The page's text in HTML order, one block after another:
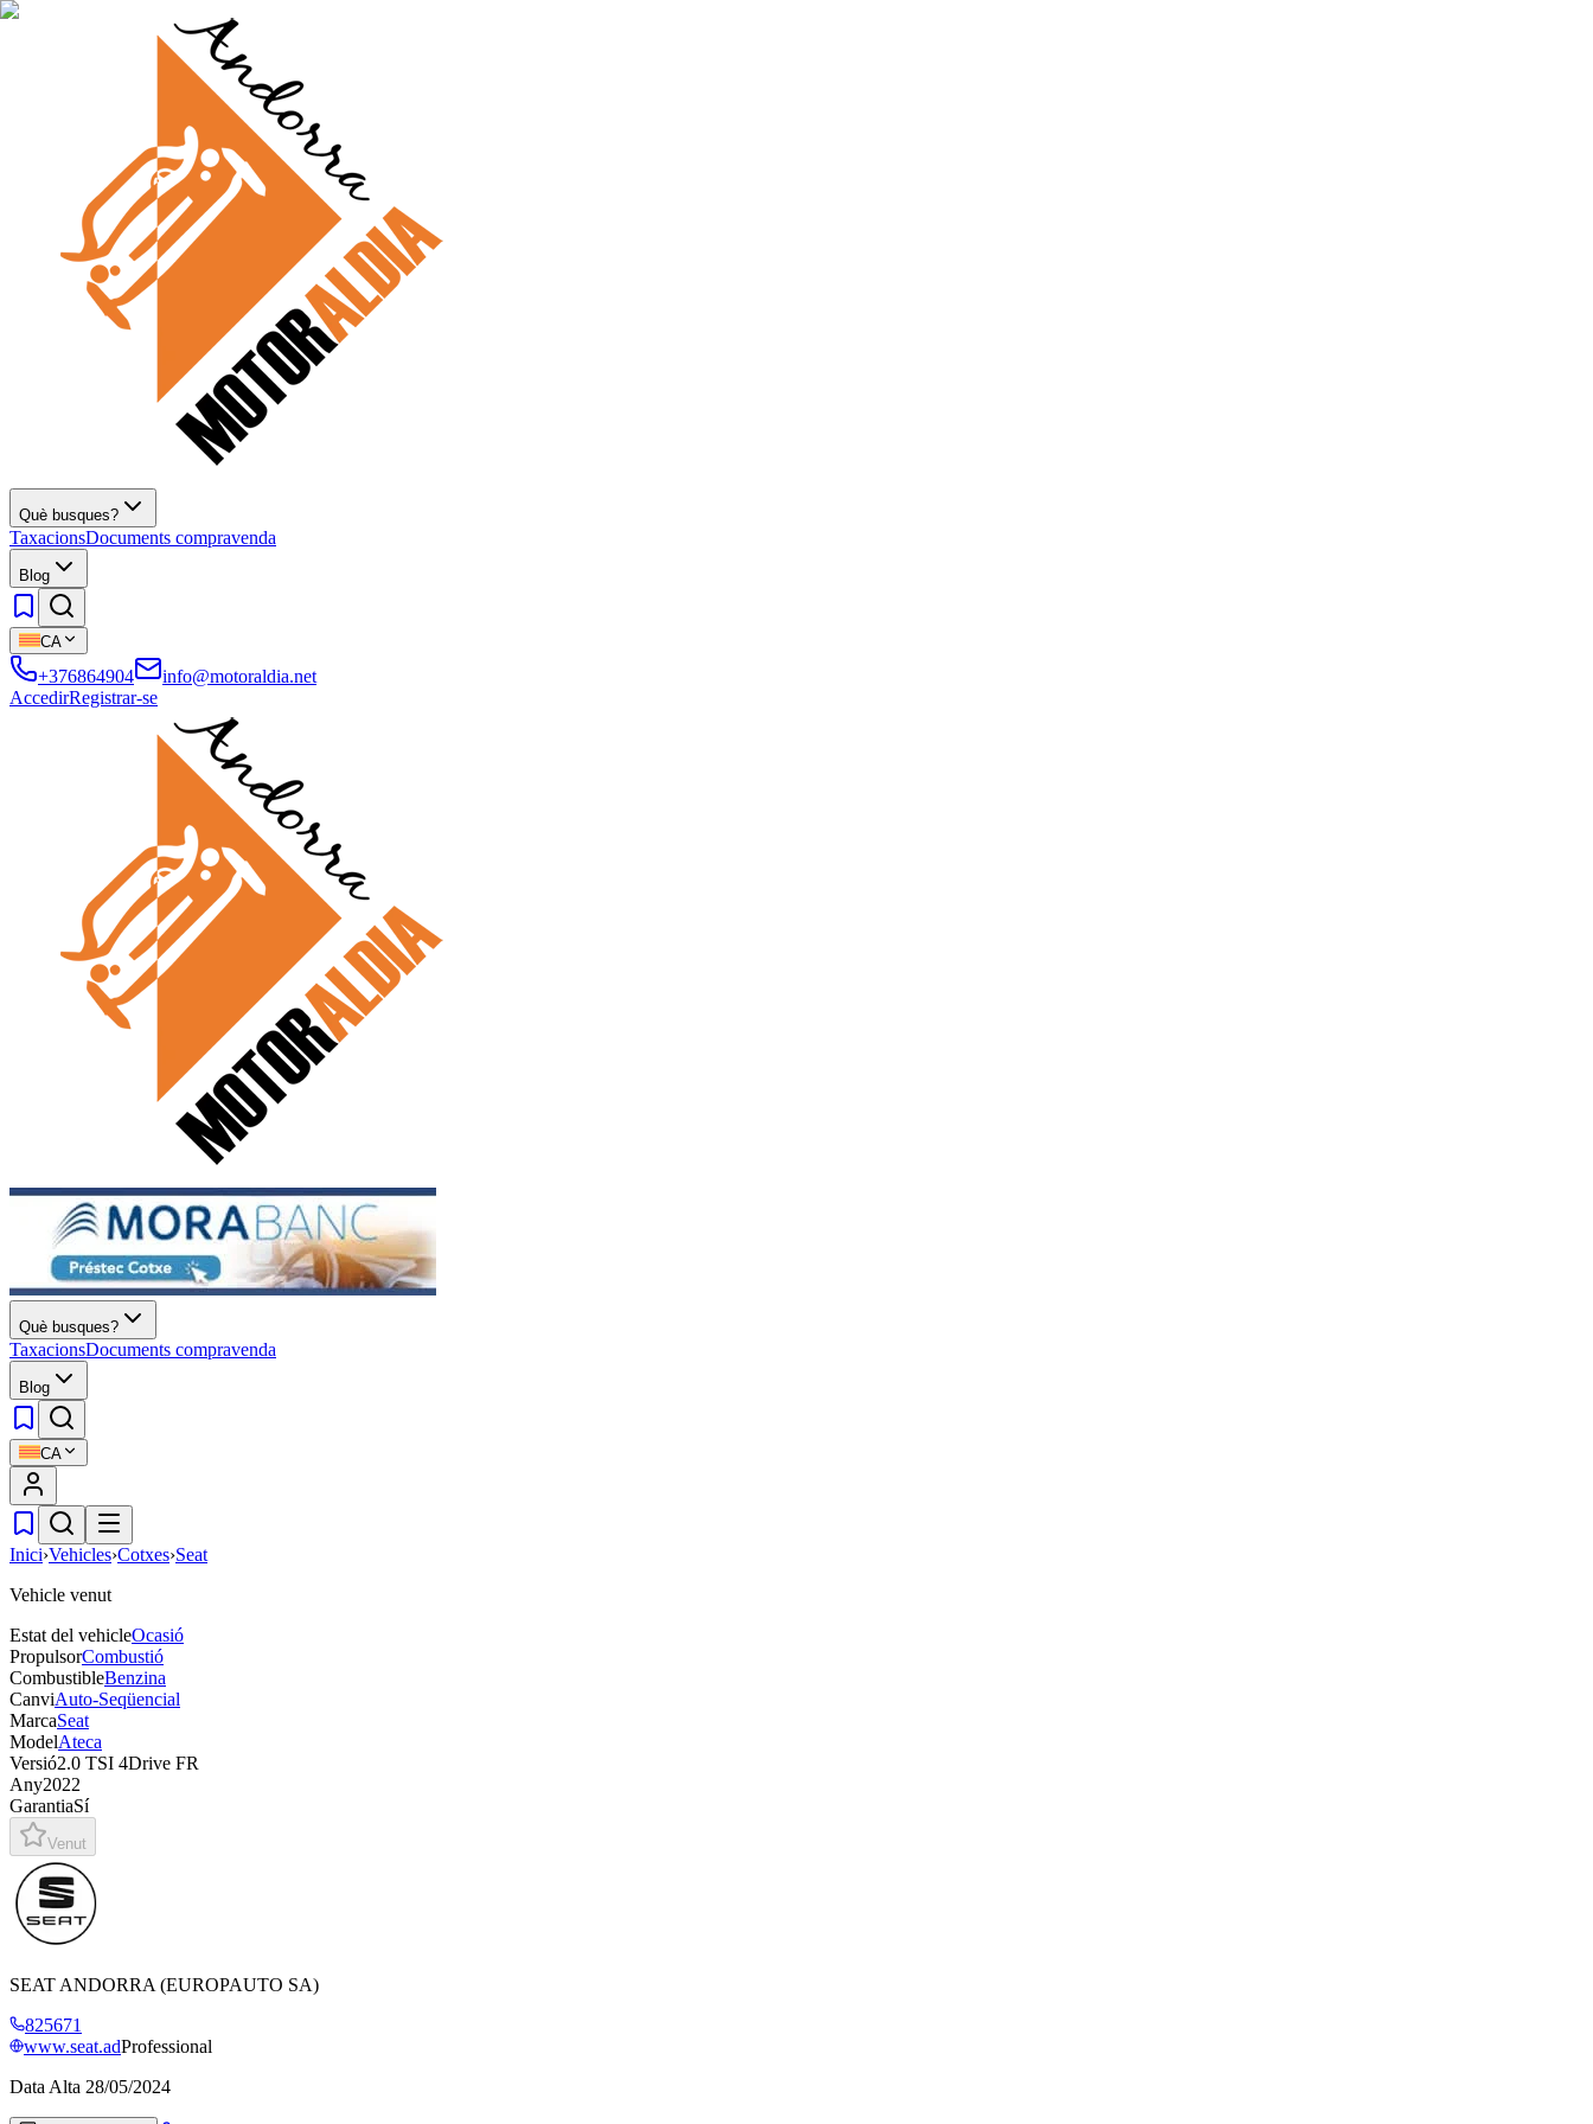
Què busques?
TaxacionsDocuments compravenda
Blog
CA
+376864904
info@motoraldia.net
AccedirRegistrar-se
Què busques?
TaxacionsDocuments compravenda
Blog
CA
Inici›Vehicles›Cotxes›Seat
Vehicle venut
Estat del vehicleOcasió
PropulsorCombustió
CombustibleBenzina
CanviAuto-Seqüencial
MarcaSeat
ModelAteca
Versió2.0 TSI 4Drive FR
Any2022
GarantiaSí
Venut
SEAT ANDORRA (EUROPAUTO SA)
825671
www.seat.adProfessional
Data Alta 28/05/2024